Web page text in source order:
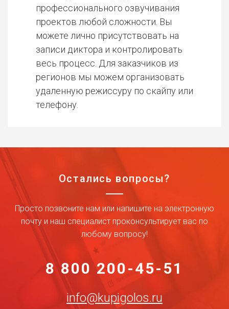
профессионального озвучивания
проектов любой сложности. Вы
можете лично присутствовать на
записи диктора и контролировать
весь процесс. Для заказчиков из
регионов мы можем организовать
удаленную режиссуру по скайпу или
телефону.
Остались вопросы?
Просто позвоните нам или напишите на электронную
почту и наш специалист проконсультирует вас по
любому вопросу!
8 800 200-45-51
info@kupigolos.ru